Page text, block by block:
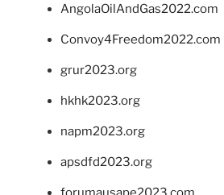
AngolaOilAndGas2022.com
Convoy4Freedom2022.com
grur2023.org
hkhk2023.org
napm2023.org
apsdfd2023.org